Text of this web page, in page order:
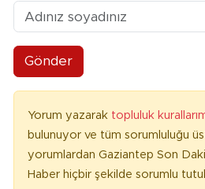
Gönder
Yorum yazarak topluluk
bulunuyor ve tüm sorumluluğu
yorumlardan Gaziantep Son
Haber hiçbir şekilde sorumlu